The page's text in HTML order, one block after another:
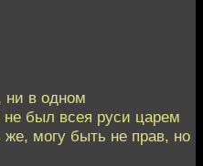
ни в одном
был всея руси царем
могу быть не прав, но